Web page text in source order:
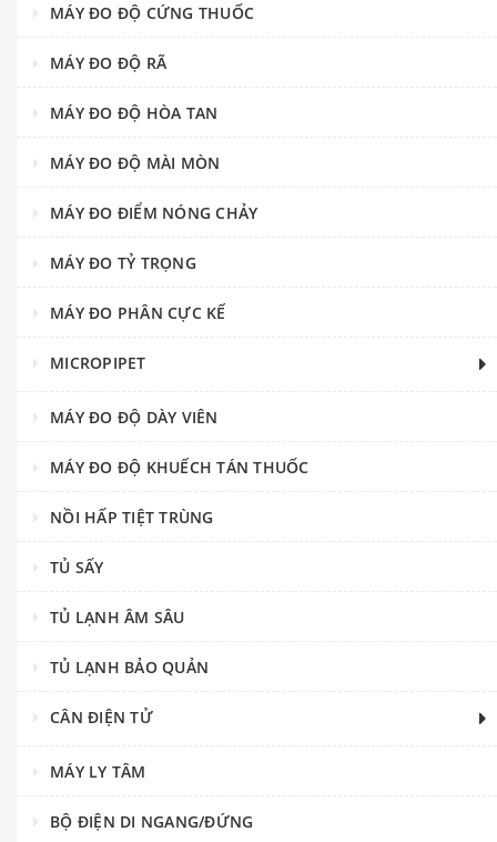
MÁY ĐO ĐỘ CỨNG THUỐC
MÁY ĐO ĐỘ RÃ
MÁY ĐO ĐỘ HÒA TAN
MÁY ĐO ĐỘ MÀI MÒN
MÁY ĐO ĐIỂM NÓNG CHẢY
MÁY ĐO TỶ TRỌNG
MÁY ĐO PHÂN CỰC KẾ
MICROPIPET
MÁY ĐO ĐỘ DÀY VIÊN
MÁY ĐO ĐỘ KHUẾCH TÁN THUỐC
NỒI HẤP TIỆT TRÙNG
TỦ SẤY
TỦ LẠNH ÂM SÂU
TỦ LẠNH BẢO QUẢN
CÂN ĐIỆN TỬ
MÁY LY TÂM
BỘ ĐIỆN DI NGANG/ĐỨNG